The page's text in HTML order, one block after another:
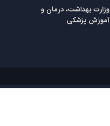
وزارت بهداشت، درمان و
آموزش پزشکی